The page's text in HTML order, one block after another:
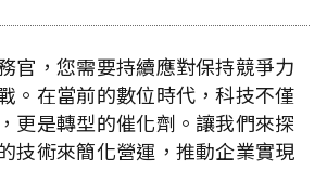
官，您需要持續應對保持競爭力
。在當前的數位時代，科技不僅
更是轉型的催化劑。讓我們來探
技術來簡化營運，推動企業實現